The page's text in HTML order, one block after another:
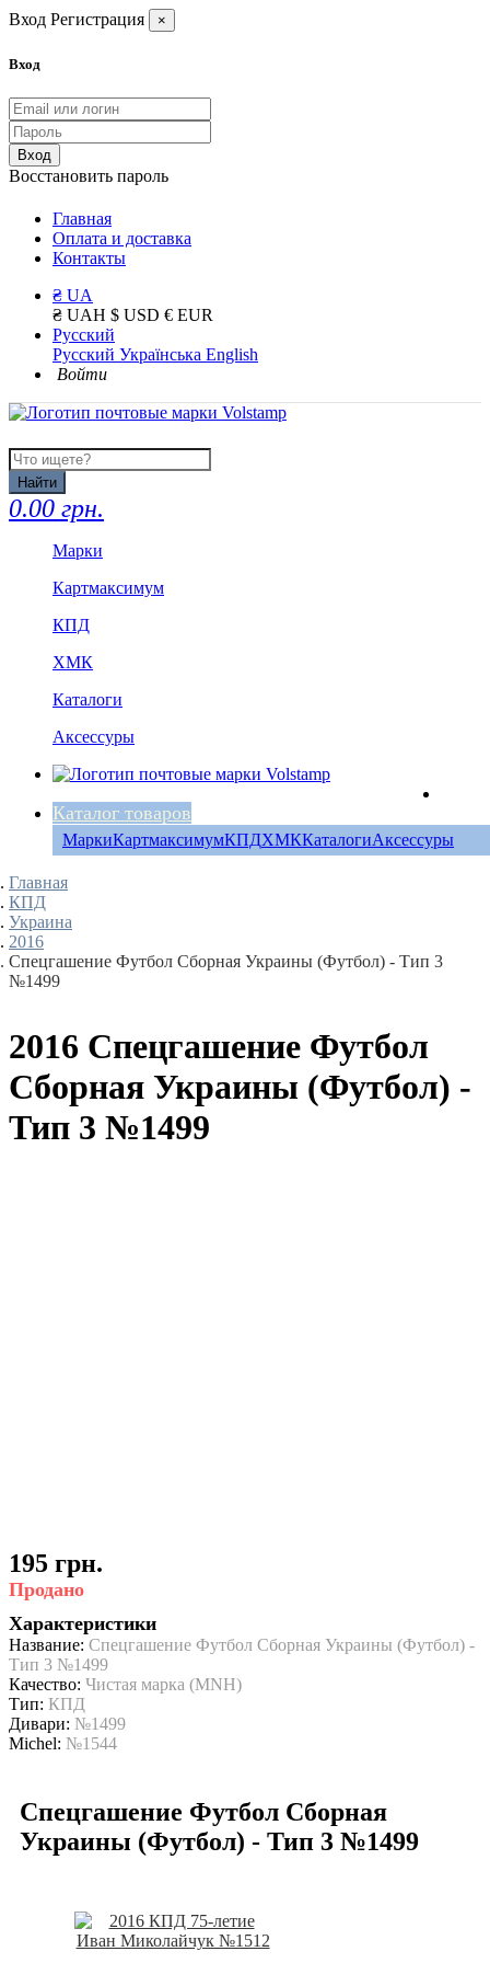
Вход Регистрация ×
Вход
Вход
Восстановить пароль
Главная
Оплата и доставка
Контакты
₴ UA
₴ UAH $ USD € EUR
Русский
Русский Українська English
Войти
Найти
0.00 грн.
Марки
Картмаксимум
КПД
ХМК
Каталоги
Аксессуры
Каталог товаров
МаркиКартмаксимумКПДХМККаталогиАксессуры
Главная
КПД
Украина
2016
Спецгашение Футбол Сборная Украины (Футбол) - Тип 3
№1499
2016 Спецгашение Футбол
Сборная Украины (Футбол) -
Тип 3 №1499
195 грн.
Продано
Характеристики
Название: Спецгашение Футбол Сборная Украины (Футбол) -
Тип 3 №1499
Качество: Чистая марка (MNH)
Тип: КПД
Дивари: №1499
Michel: №1544
Спецгашение Футбол Сборная
Украины (Футбол) - Тип 3 №1499